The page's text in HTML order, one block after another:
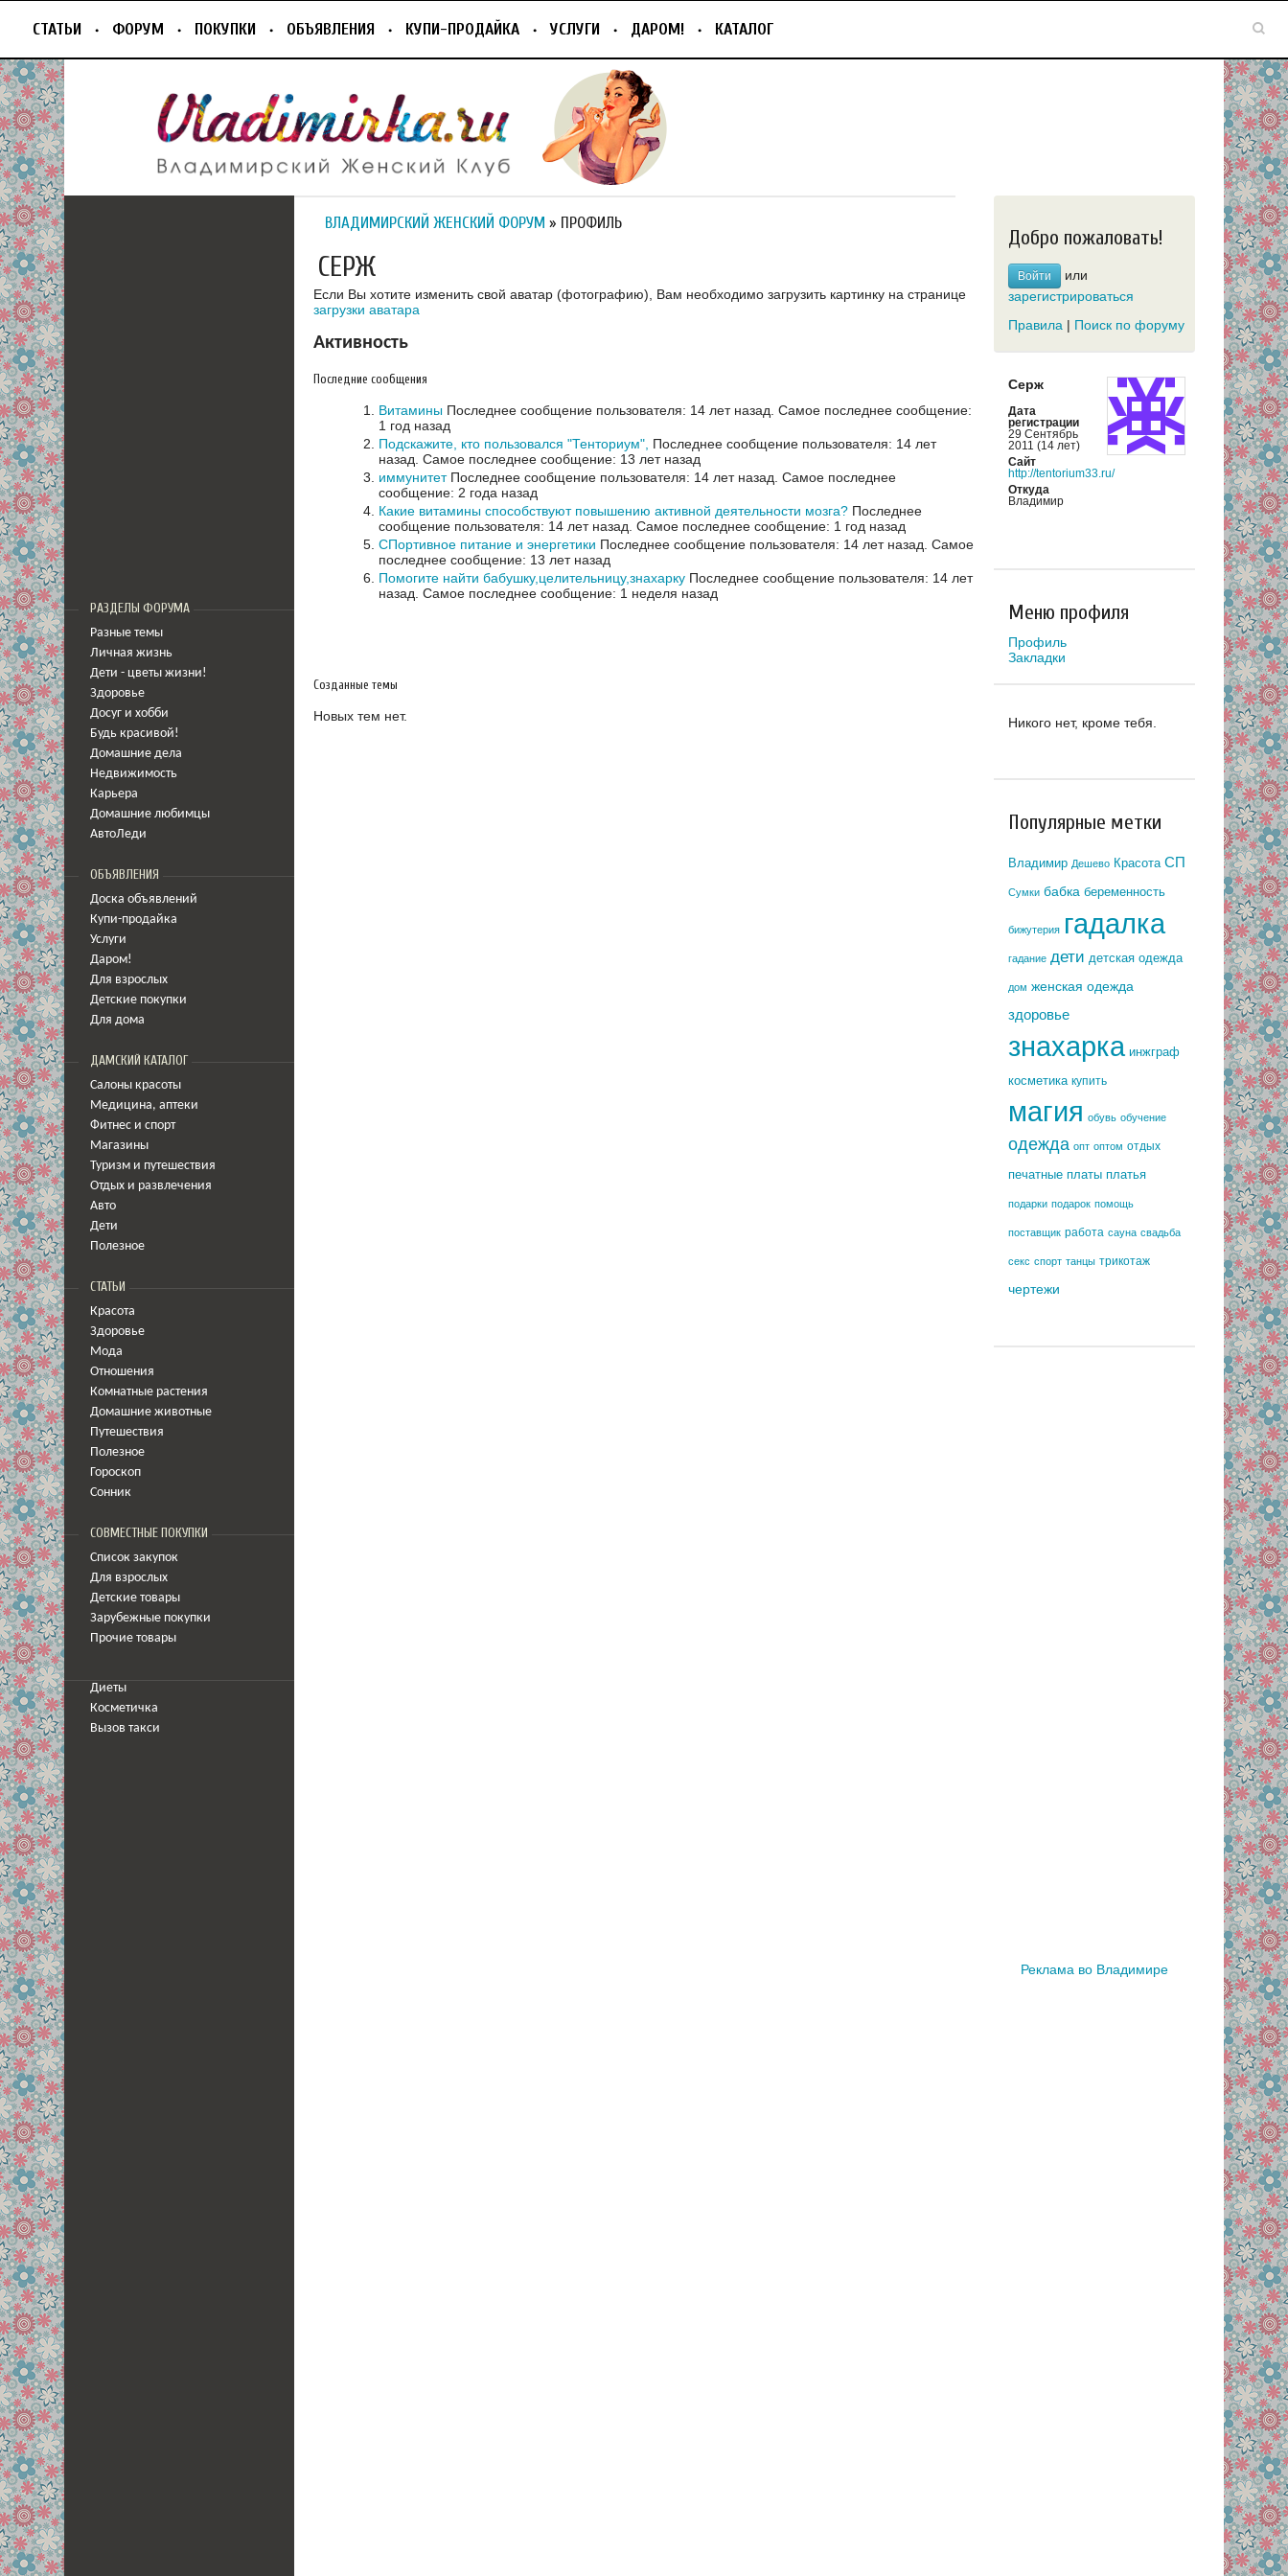
СТАТЬИ ФОРУМ ПОКУПКИ ОБЪЯВЛЕНИЯ КУПИ-ПРОДАЙКА УСЛУГИ ДАРОМ! КАТАЛОГ
РАЗДЕЛЫ ФОРУМА
Разные темы
Личная жизнь
Дети - цветы жизни!
Здоровье
Досуг и хобби
Будь красивой!
Домашние дела
Недвижимость
Карьера
Домашние любимцы
АвтоЛеди
ОБЪЯВЛЕНИЯ
Доска объявлений
Купи-продайка
Услуги
Даром!
Для взрослых
Детские покупки
Для дома
ДАМСКИЙ КАТАЛОГ
Салоны красоты
Медицина, аптеки
Фитнес и спорт
Магазины
Туризм и путешествия
Отдых и развлечения
Авто
Дети
Полезное
СТАТЬИ
Красота
Здоровье
Мода
Отношения
Комнатные растения
Домашние животные
Путешествия
Полезное
Гороскоп
Сонник
СОВМЕСТНЫЕ ПОКУПКИ
Список закупок
Для взрослых
Детские товары
Зарубежные покупки
Прочие товары
Диеты
Косметичка
Вызов такси
ВЛАДИМИРСКИЙ ЖЕНСКИЙ ФОРУМ » ПРОФИЛЬ
СЕРЖ
Если Вы хотите изменить свой аватар (фотографию), Вам необходимо загрузить картинку на странице
загрузки аватара
Активность
Последние сообщения
Витамины Последнее сообщение пользователя: 14 лет назад. Самое последнее сообщение:
1 год назад
Подскажите, кто пользовался "Тенториум", Последнее сообщение пользователя: 14 лет
назад. Самое последнее сообщение: 13 лет назад
иммунитетПоследнее сообщение пользователя: 14 лет назад. Самое последнее
сообщение: 2 года назад
Какие витамины способствуют повышению активной деятельности мозга? Последнее
сообщение пользователя: 14 лет назад. Самое последнее сообщение: 1 год назад
СПортивное питание и энергетики Последнее сообщение пользователя: 14 лет назад. Самое
последнее сообщение: 13 лет назад
Помогите найти бабушку,целительницу,знахарку Последнее сообщение пользователя: 14 лет
назад. Самое последнее сообщение: 1 неделя назад
Созданные темы
Новых тем нет.
Добро пожаловать!
Войти
или
зарегистрироваться
Правила | Поиск по форуму
Серж
Дата
регистрации
29 Сентябрь
2011 (14 лет)
Сайт
http://tentorium33.ru/
Откуда
Владимир
Меню профиля
Профиль
Закладки
Никого нет, кроме тебя.
Популярные метки
Владимир Дешево Красота СП
Сумки бабка беременность
бижутерия гадалка
гадание дети детская одежда
дом женская одежда
здоровье
знахарка инжграф
косметика купить
магия обувь обучение
одежда опт оптом отдых
печатные платы платья
подарки подарок помощь
поставщик работа сауна свадьба
секс спорт танцы трикотаж
чертежи
Реклама во Владимире